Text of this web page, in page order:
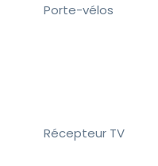
Porte-vélos
Récepteur TV